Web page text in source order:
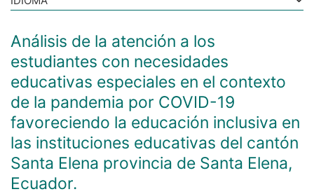
Análisis de la atención a los
estudiantes con necesidades
educativas especiales en el contexto
de la pandemia por COVID-19
favoreciendo la educación inclusiva en
las instituciones educativas del cantón
Santa Elena provincia de Santa Elena,
Ecuador.